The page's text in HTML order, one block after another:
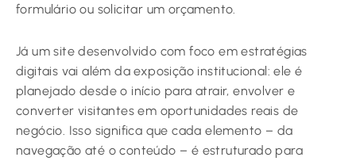
formulário ou solicitar um orçamento.
Já um site desenvolvido com foco em estratégias
digitais vai além da exposição institucional: ele é
planejado desde o início para atrair, envolver e
converter visitantes em oportunidades reais de
negócio. Isso significa que cada elemento – da
navegação até o conteúdo – é estruturado para